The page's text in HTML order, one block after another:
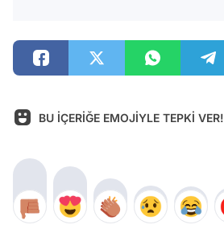
BU İÇERİĞE EMOJİYLE TEPKİ VER!